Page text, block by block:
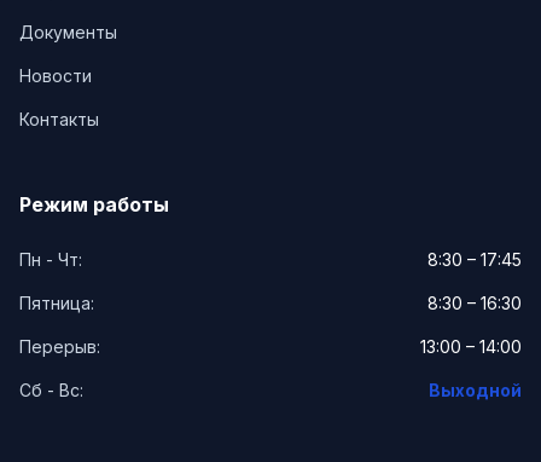
Документы
Новости
Контакты
Режим работы
Пн - Чт: 8:30 – 17:45
Пятница: 8:30 – 16:30
Перерыв: 13:00 – 14:00
Сб - Вс: Выходной